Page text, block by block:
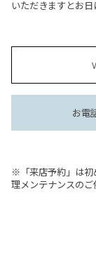
いただきますとお日
お電
※「来店予約」は初
理メンテナンスの